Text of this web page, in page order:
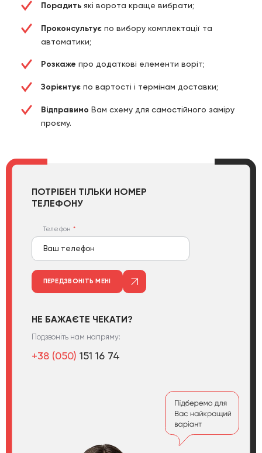
Порадить які ворота краще вибрати;
Проконсультує по вибору комплектації та
автоматики;
Розкаже про додаткові елементи воріт;
Зорієнтує по вартості і термінам доставки;
Відправимо Вам схему для самостійного заміру
проєму.
ПОТРІБЕН ТІЛЬКИ НОМЕР
ТЕЛЕФОНУ
Телефон
ПЕРЕДЗВОНІТЬ МЕНІ
НЕ БАЖАЄТЕ ЧЕКАТИ?
Подзвоніть нам напряму:
+38 (050) 151 16 74